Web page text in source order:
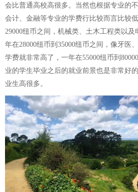
会比普通高校高很多。当然也根据专业的
会计、金融等专业的学费行比较而言比较
29000纽币之间，机械类、土木工程类以
年在28000纽币到35000纽币之间，像牙医
学费就非常高了，一年在55000纽币到
业的学生毕业之后的就业前景也是非常好
业生高很多。